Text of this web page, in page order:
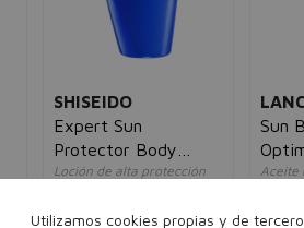
SHISEIDO
Expert Sun
Protector Body
Lotion SPF50+
Loción de alta protección
56,00€ 32,95€
Sun
Aceite
Utilizamos cookies propias y de